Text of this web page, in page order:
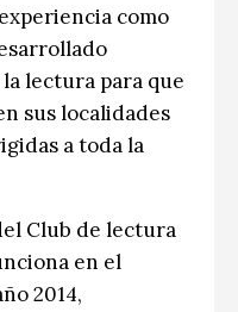
como
lectura para que
sus localidades
a toda la
Club de lectura
en el
2014,